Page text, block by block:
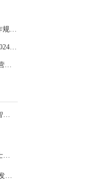
中共中央办公厅印发《全国党员教育培训工作规划（2024－2028年）》
中共中央国务院印发《乡村全面振兴规划（2024—2027年）》
习近平：民营经济发展前景广阔大有可为 民营企业和民营企业家大显身手正当其时
习近平出席2026世界人工智能大会暨人工智能全球治理高级别会议开幕式并发表主旨讲话
习近平出席国家科学技术奖励大会两院院士大会中国科协第十一次全国代表大会并发表重要讲话
中央军委举行晋升上将军衔仪式 习近平颁发命令状并向晋衔的军官表示祝贺